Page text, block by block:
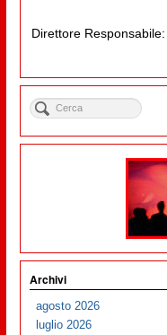
Direttore
Archivi
agosto 2026
luglio 2026